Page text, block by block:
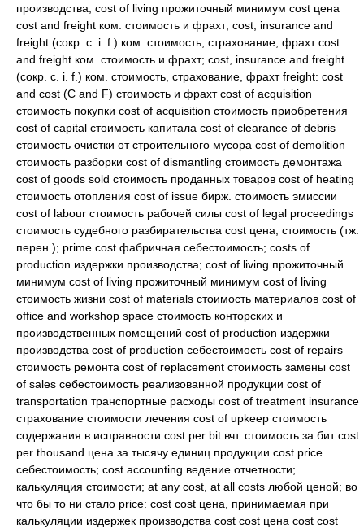
производства; cost of living прожиточный минимум cost цена
cost and freight ком. стоимость и фрахт; cost, insurance and
freight (сокр. с. i. f.) ком. стоимость, страхование, фрахт cost
and freight ком. стоимость и фрахт; cost, insurance and freight
(сокр. с. i. f.) ком. стоимость, страхование, фрахт freight: cost
and cost (C and F) стоимость и фрахт cost of acquisition
стоимость покупки cost of acquisition стоимость приобретения
cost of capital стоимость капитала cost of clearance of debris
стоимость очистки от строительного мусора cost of demolition
стоимость разборки cost of dismantling стоимость демонтажа
cost of goods sold стоимость проданных товаров cost of heating
стоимость отопления cost of issue бирж. стоимость эмиссии
cost of labour стоимость рабочей силы cost of legal proceedings
стоимость судебного разбирательства cost цена, стоимость (тж.
перен.); prime cost фабричная себестоимость; costs of
production издержки производства; cost of living прожиточный
минимум cost of living прожиточный минимум cost of living
стоимость жизни cost of materials стоимость материалов cost of
office and workshop space стоимость конторских и
производственных помещений cost of production издержки
производства cost of production себестоимость cost of repairs
стоимость ремонта cost of replacement стоимость замены cost
of sales себестоимость реализованной продукции cost of
transportation транспортные расходы cost of treatment insurance
страхование стоимости лечения cost of upkeep стоимость
содержания в исправности cost per bit вчт. стоимость за бит cost
per thousand цена за тысячу единиц продукции cost price
себестоимость; cost accounting ведение отчетности;
калькуляция стоимости; at any cost, at all costs любой ценой; во
что бы то ни стало price: cost cost цена, принимаемая при
калькуляции издержек производства cost cost цена cost cost